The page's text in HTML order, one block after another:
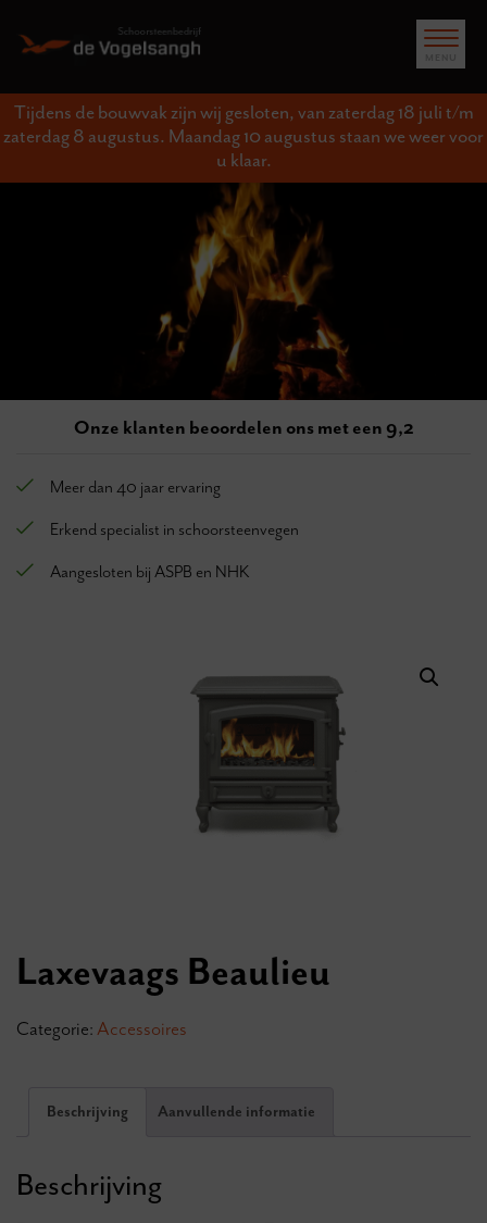
Tijdens de bouwvak zijn wij gesloten, van zaterdag 18 juli t/m
zaterdag 8 augustus. Maandag 10 augustus staan we weer voor
u klaar.
Meer dan 40 jaar ervaring
Erkend specialist in schoorsteenvegen
Aangesloten bij ASPB en NHK
Onze klanten beoordelen ons met een 9,2
Laxevaags Beaulieu
Categorie:Accessoires
Beschrijving Aanvullende informatie
Beschrijving